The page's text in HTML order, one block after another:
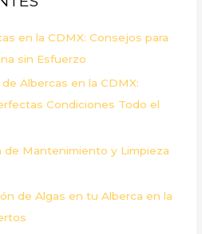
en la CDMX: Consejos para
sin Esfuerzo
Albercas en la CDMX:
Condiciones Todo el
de Mantenimiento y Limpieza
de Algas en tu Alberca en la